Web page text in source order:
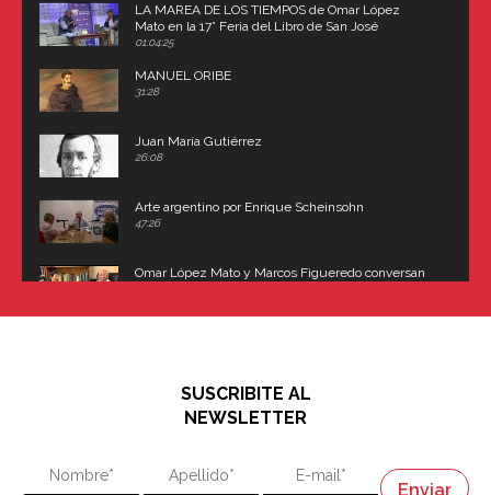
LA MAREA DE LOS TIEMPOS de Omar López
Mato en la 17° Feria del Libro de San José
(Uruguay)
01:04:25
MANUEL ORIBE
31:28
Juan María Gutiérrez
26:08
Arte argentino por Enrique Scheinsohn
47:26
Omar López Mato y Marcos Figueredo conversan
"En política, la estupidez no es una desventaja"
"En política, la estupidez no es una desventaja"
Napoleón
SUSCRIBITE AL
NEWSLETTER